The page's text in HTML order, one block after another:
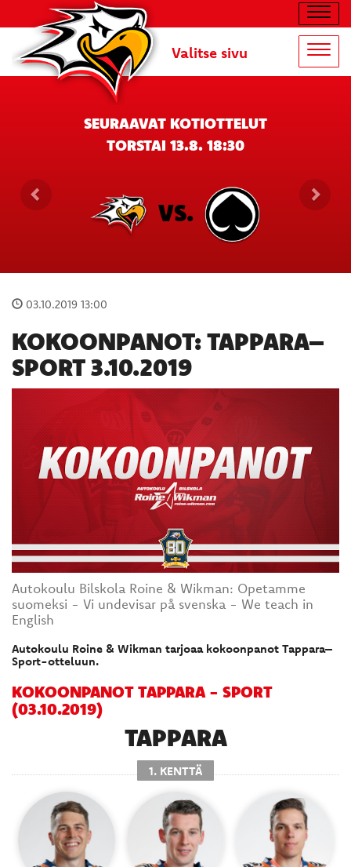
Valitse sivu
SEURAAVAT KOTIOTTELUT
TORSTAI 13.8. 18:30
VS.
03.10.2019 13:00
KOKOONPANOT: TAPPARA–
SPORT 3.10.2019
Autokoulu Bilskola Roine & Wikman: Opetamme
suomeksi - Vi undevisar på svenska - We teach in
English
Autokoulu Roine & Wikman tarjoaa kokoonpanot Tappara–
Sport-otteluun.
KOKOONPANOT TAPPARA - SPORT
(03.10.2019)
TAPPARA
1. KENTTÄ